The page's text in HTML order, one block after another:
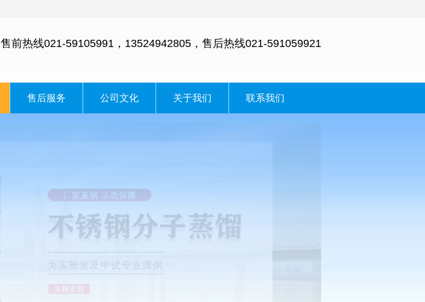
售前热线021-59105991，13524942805，售后热线021-591059921
售后服务 公司文化 关于我们 联系我们